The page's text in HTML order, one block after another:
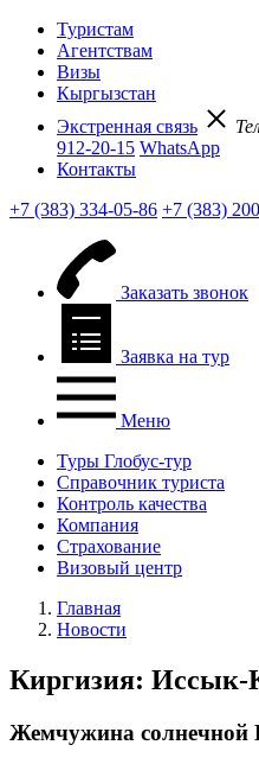
Туристам
Агентствам
Визы
Кыргызстан
Экстренная связь
912-20-15 WhatsApp
Контакты
+7 (383) 334-05-86 +7 (383)
Заказать звонок
Заявка на тур
Меню
Туры Глобус-тур
Справочник туриста
Контроль качества
Компания
Страхование
Визовый центр
Главная
Новости
Киргизия: Иссык-
Жемчужина солнечной